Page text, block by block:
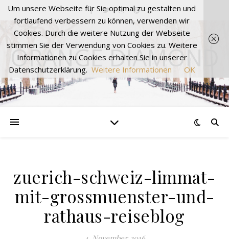
ORANGE DIAMOND
zuerich-schweiz-limmat-
mit-grossmuenster-und-
rathaus-reiseblog
Um unsere Webseite für Sie optimal zu gestalten und
fortlaufend verbessern zu können, verwenden wir
Cookies. Durch die weitere Nutzung der Webseite
stimmen Sie der Verwendung von Cookies zu. Weitere
Informationen zu Cookies erhalten Sie in unserer
Datenschutzerklärung. Weitere Informationen OK